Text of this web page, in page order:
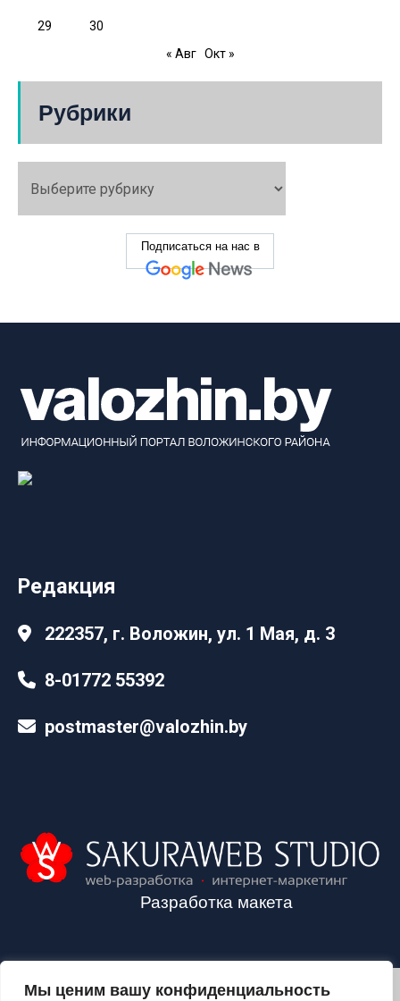
Мы ценим вашу конфиденциальность
29
30
« Авг Окт »
Рубрики
Подписаться на нас в
Редакция
222357, г. Воложин, ул. 1 Мая, д. 3
8-01772 55392
postmaster@valozhin.by
Разработка макета
2024©VALOZHIN.BY - НОВОСТИ ВОЛОЖИНСКОГО РАЙОНА